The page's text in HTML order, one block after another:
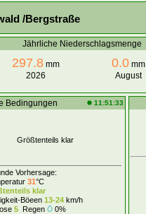
/Bergstraße
Jährliche Niederschlagsmenge
297.8 mm
2026
0.0 mm
August
Bedingungen 11:51:33
Größtenteils klar
Vorhersage:
31°C
klar
Böeen 13-24 km/h
5Regen 0%